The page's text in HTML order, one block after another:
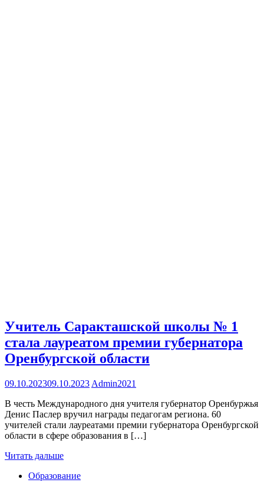
Учитель Саракташской школы № 1
стала лауреатом премии губернатора
Оренбургской области
09.10.202309.10.2023 Admin2021
В честь Международного дня учителя губернатор Оренбуржья
Денис Паслер вручил награды педагогам региона. 60
учителей стали лауреатами премии губернатора Оренбургской
области в сфере образования в […]
Читать дальше
Образование